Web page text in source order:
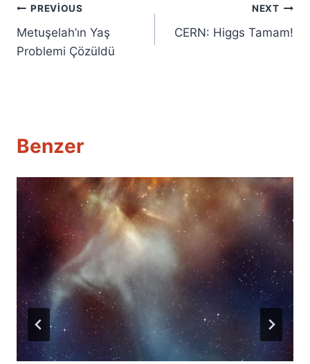
Yazı
gezinmesi
PREVIOUS
Metuşelah’ın Yaş
Problemi Çözüldü
NEXT
CERN: Higgs Tamam!
Benzer